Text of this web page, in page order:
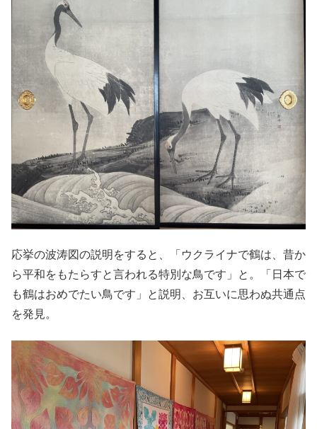
応挙の波涛図の説明をすると、「ウクライナで鶴は、昔か
ら平和をもたらすと言われる特別な鳥です」と。「日本で
も鶴はおめでたい鳥です」と説明、お互いに思わぬ共通点
を発見。